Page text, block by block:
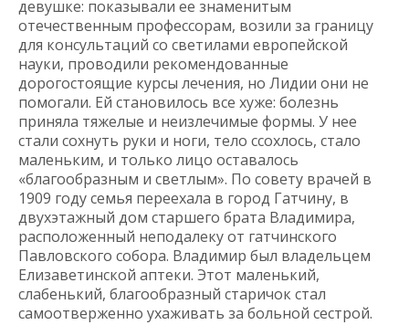
девушке: показывали ее знаменитым
отечественным профессорам, возили за границу
для консультаций со светилами европейской
науки, проводили рекомендованные
дорогостоящие курсы лечения, но Лидии они не
помогали. Ей становилось все хуже: болезнь
приняла тяжелые и неизлечимые формы. У нее
стали сохнуть руки и ноги, тело ссохлось, стало
маленьким, и только лицо оставалось
«благообразным и светлым». По совету врачей в
1909 году семья переехала в город Гатчину, в
двухэтажный дом старшего брата Владимира,
расположенный неподалеку от гатчинского
Павловского собора. Владимир был владельцем
Елизаветинской аптеки. Этот маленький,
слабенький, благообразный старичок стал
самоотверженно ухаживать за больной сестрой.